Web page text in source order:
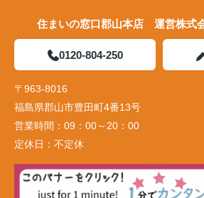
住まいの窓口郡山本店 運営株式
0120-804-250
〒963-8016
福島県郡山市豊田町4番13号
営業時間： 09：00～20：00
定休日： 不定休